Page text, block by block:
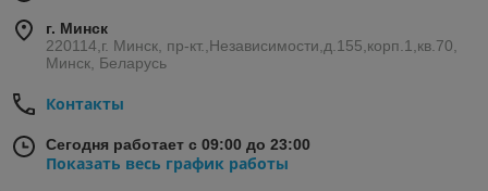
г. Минск
220114,г. Минск, пр-кт.,Независимости,д.155,корп.1,кв.70,
Минск, Беларусь
Контакты
Сегодня работает с 09:00 до 23:00
Показать весь график работы